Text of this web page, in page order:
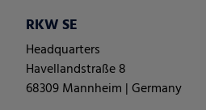
RKW SE
Headquarters
Havellandstraße 8
68309 Mannheim | Germany